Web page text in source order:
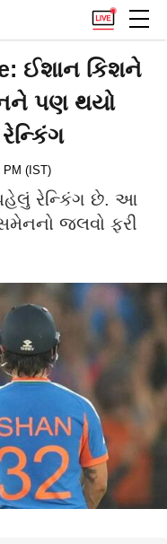
ઈશાન કિશને
પણ થયો
PM (IST)
રેન્કિંગ છે. આ
જલવો ફરી